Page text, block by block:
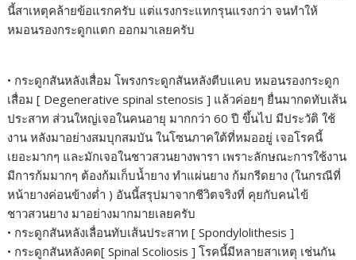
นี้สาเหตุคล้ายข้อแรกครับ แต่แรงกระแทกรุนแรงกว่า จนทำให้
หมอนรองกระดูกแตก ออกมาเลยครับ
• กระดูกสันหลังเสื่อม โพรงกระดูกสันหลังตีบแคบ หมอนรองกระดูก
เสื่อม [ Degenerative spinal stenosis ] แล้วค่อยๆ ยื่นมากดทับเส้น
ประสาท ส่วนใหญ่เจอในคนอายุ มากกว่า 60 ปี ขึ้นไป มีประวัติ ใช้
งาน หลังมาอย่างสมบุกสมบัน ในโซนภาคใต้ที่หมออยู่ เจอโรคนี้
เยอะมากๆ และมักเจอในชาวสวนยางพารา เพราะลักษณะการใช้งาน
มีการก้มมากๆ ต้องก้มเก็บน้ำยาง ทำแผ่นยาง ก้มกรีดยาง (ในกรณีที่
หน้ายางค่อนข้างต่ำ ) อันนี้สรุปมาจากชีวิตจริงที่ คุยกับคนไข้
ชาวสวนยาง มาอย่างมากมายเลยครับ
• กระดูกสันหลังเลื่อนทับเส้นประสาท [ Spondylolithesis ]
• กระดูกสันหลังคด[ Spinal Scoliosis ] โรคนี้มีหลายสาเหตุ เช่นกัน